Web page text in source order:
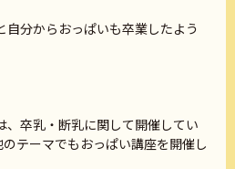
自分からおっぱいも卒業したよう
、卒乳・断乳に関して開催してい
テーマでもおっぱい講座を開催し